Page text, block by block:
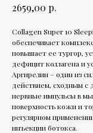
2659,00 р.
Collagen Super 10
обеспечивает
повышает ее тургор,
дефицит коллагена и
Аргирелин – один из
действием, сходным с
нервные импульсы в
поверхность кожи и
регулярном
инъекции ботокса.